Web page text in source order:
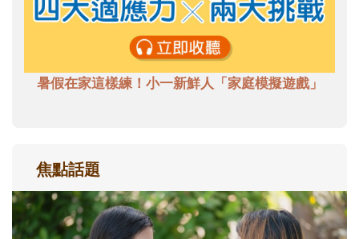
暑假在家這樣練！小一新鮮人「家庭模擬遊戲」
焦點話題